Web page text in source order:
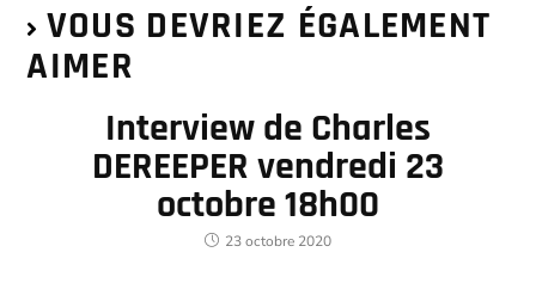
VOUS DEVRIEZ ÉGALEMENT
AIMER
Interview de Charles
DEREEPER vendredi 23
octobre 18h00
23 octobre 2020